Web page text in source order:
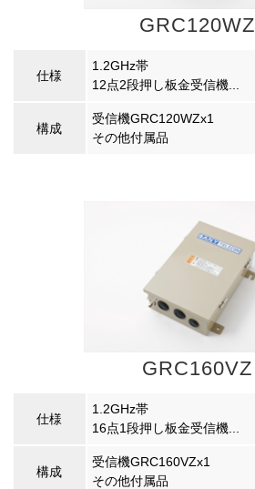
GRC120WZ
仕様
1.2GHz帯
12点2段押し板金受信機...
構成
受信機GRC120WZx1
その他付属品
GRC160VZ
仕様
1.2GHz帯
16点1段押し板金受信機...
構成
受信機GRC160VZx1
その他付属品